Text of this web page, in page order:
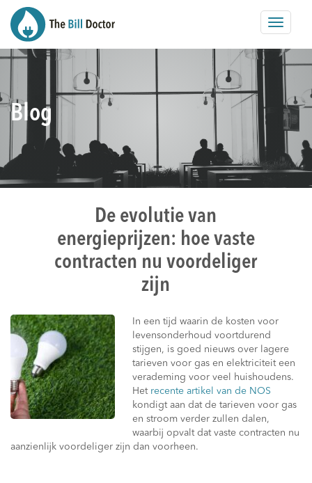
Toggle
Blog
De evolutie van
energieprijzen: hoe vaste
contracten nu voordeliger
zijn
In een tijd waarin de kosten voor
levensonderhoud voortdurend
stijgen, is goed nieuws over lagere
tarieven voor gas en elektriciteit een
verademing voor veel huishoudens.
Het recente artikel van de NOS
kondigt aan dat de tarieven voor gas
en stroom verder zullen dalen,
waarbij opvalt dat vaste contracten nu
aanzienlijk voordeliger zijn dan voorheen.